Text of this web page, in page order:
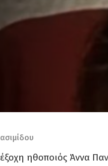
έξοχη ηθοποιός Άννα